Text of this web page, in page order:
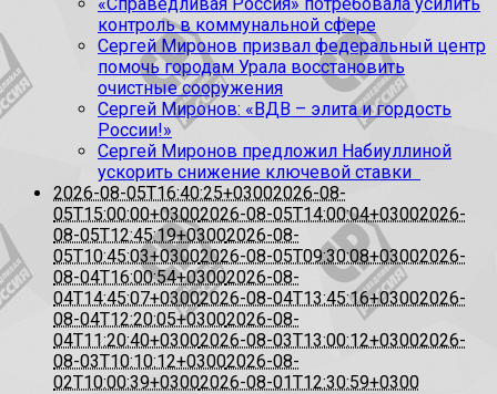
контроль в коммунальной сфере
Сергей Миронов призвал федеральный центр
помочь городам Урала восстановить
очистные сооружения
Сергей Миронов: «ВДВ – элита и гордость
России!»
Сергей Миронов предложил Набиуллиной
ускорить снижение ключевой ставки
2026-08-05T16:40:25+03002026-08-
05T15:00:00+03002026-08-05T14:00:04+03002026-
08-05T12:45:19+03002026-08-
05T10:45:03+03002026-08-05T09:30:08+03002026-
08-04T16:00:54+03002026-08-
04T14:45:07+03002026-08-04T13:45:16+03002026-
08-04T12:20:05+03002026-08-
04T11:20:40+03002026-08-03T13:00:12+03002026-
08-03T10:10:12+03002026-08-
02T10:00:39+03002026-08-01T12:30:59+0300